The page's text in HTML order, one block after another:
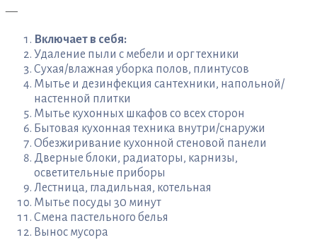
—
Включает в себя:
Удаление пыли с мебели и орг техники
Сухая/влажная уборка полов, плинтусов
Мытье и дезинфекция сантехники, напольной/
настенной плитки
Мытье кухонных шкафов со всех сторон
Бытовая кухонная техника внутри/снаружи
Обезжиривание кухонной стеновой панели
Дверные блоки, радиаторы, карнизы,
осветительные приборы
Лестница, гладильная, котельная
Мытье посуды 30 минут
Смена пастельного белья
Вынос мусора